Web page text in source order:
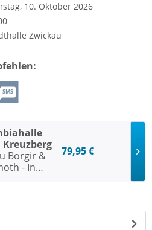
10. Oktober 2026
Zwickau
SMS
Borgir &
- In
79,95 €